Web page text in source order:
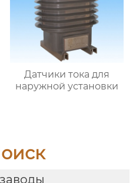
Датчики тока для
наружной установки